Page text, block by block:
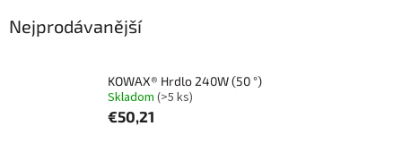
Nejprodávanější
KOWAX® Hrdlo 240W (50 °)
Skladom (>5 ks)
€50,21